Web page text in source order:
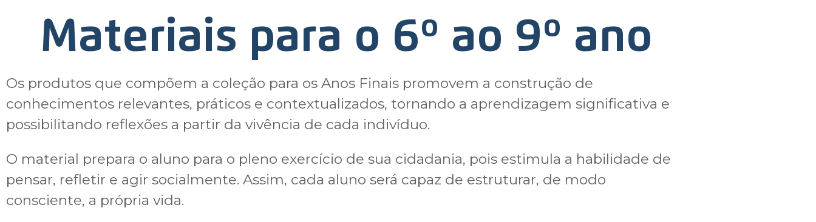
Materiais para o 6º ao 9º ano
Os produtos que compõem a coleção para os Anos Finais promovem a construção de
conhecimentos relevantes, práticos e contextualizados, tornando a aprendizagem significativa e
possibilitando reflexões a partir da vivência de cada indivíduo.
O material prepara o aluno para o pleno exercício de sua cidadania, pois estimula a habilidade de
pensar, refletir e agir socialmente. Assim, cada aluno será capaz de estruturar, de modo
consciente, a própria vida.